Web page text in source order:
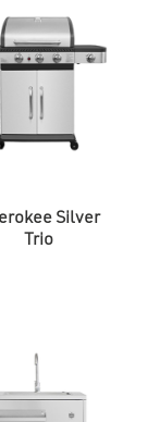
Silver
Trio